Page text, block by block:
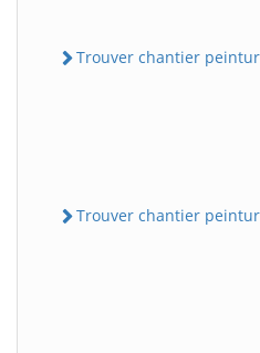
Trouver chantier
Trouver chantier